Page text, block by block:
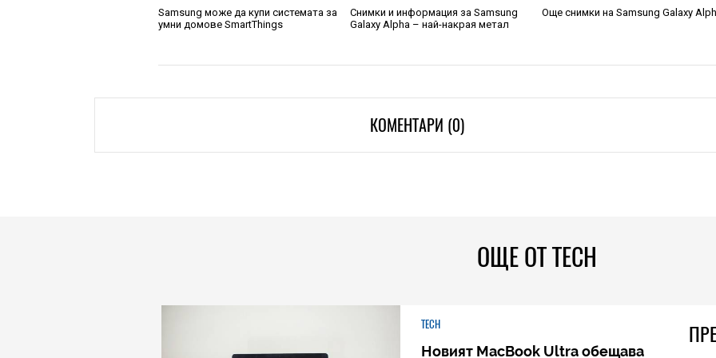
Samsung може да купи системата за
умни домове SmartThings
Снимки и информация за Samsung
Galaxy Alpha – най-накрая метал
Още снимки на Samsung Galaxy
КОМЕНТАРИ (0)
ОЩЕ ОТ TECH
TECH
Новият MacBook Ultra обещава